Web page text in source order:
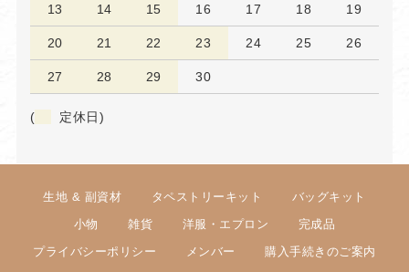
13 14 15 16 17 18 19
20 21 22 23 24 25 26
27 28 29 30
( 定休日)
生地 & 副資材 タペストリーキット バッグキット
小物 雑貨 洋服・エプロン 完成品
プライバシーポリシー メンバー 購入手続きのご案内